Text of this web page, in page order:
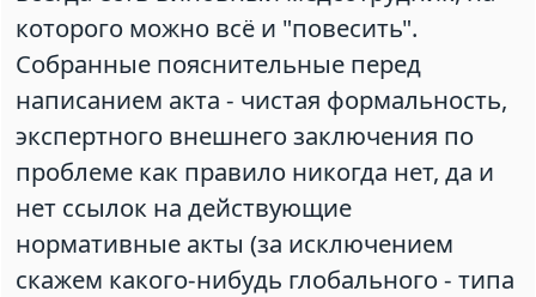
которого можно всё и "повесить".
Собранные пояснительные перед
написанием акта - чистая формальность,
экспертного внешнего заключения по
проблеме как правило никогда нет, да и
нет ссылок на действующие
нормативные акты (за исключением
скажем какого-нибудь глобального - типа